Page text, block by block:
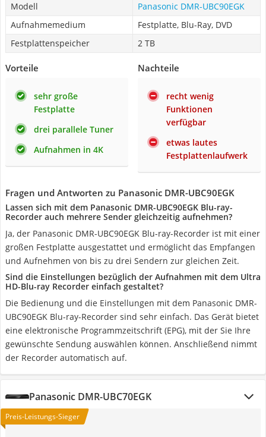
Modell
Panasonic DMR-UBC90EGK
Aufnahmemedium
Festplatte, Blu-Ray, DVD
Festplattenspeicher
2 TB
Vorteile
sehr große
Festplatte
drei parallele Tuner
Aufnahmen in 4K
Nachteile
recht wenig
Funktionen
verfügbar
etwas lautes
Festplattenlaufwerk
Fragen und Antworten zu Panasonic DMR-UBC90EGK
Lassen sich mit dem Panasonic DMR-UBC90EGK Blu-ray-
Recorder auch mehrere Sender gleichzeitig aufnehmen?
Ja, der Panasonic DMR-UBC90EGK Blu-ray-Recorder ist mit einer
großen Festplatte ausgestattet und ermöglicht das Empfangen
und Aufnehmen von bis zu drei Sendern zur gleichen Zeit.
Sind die Einstellungen bezüglich der Aufnahmen mit dem Ultra
HD-Blu-ray Recorder einfach gestaltet?
Die Bedienung und die Einstellungen mit dem Panasonic DMR-
UBC90EGK Blu-ray-Recorder sind sehr einfach. Das Gerät bietet
eine elektronische Programmzeitschrift (EPG), mit der Sie Ihre
gewünschte Sendung auswählen können. Anschließend nimmt
der Recorder automatisch auf.
Panasonic DMR-UBC70EGK
Preis-Leistungs-Sieger